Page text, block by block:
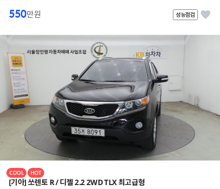
성능점검
550만원
COOL HOT
[기아] 쏘렌토 R / 디젤 2.2 2WD TLX 최고급형